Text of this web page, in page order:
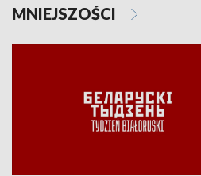
MNIEJSZOŚCI